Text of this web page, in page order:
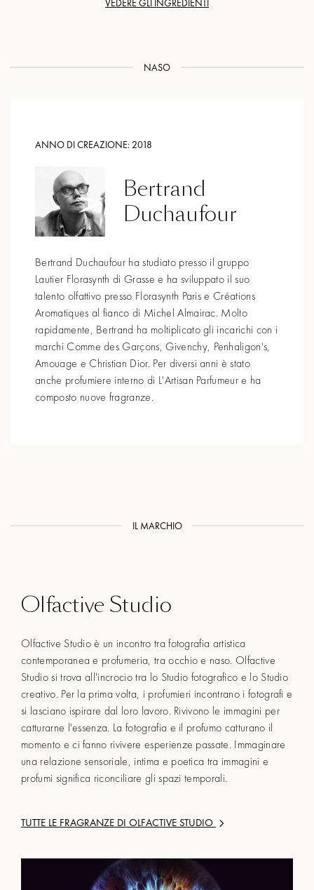
VEDERE GLI INGREDIENTI
NASO
ANNO DI CREAZIONE: 2018
Bertrand
Duchaufour
Bertrand Duchaufour ha studiato presso il gruppo
Lautier Florasynth di Grasse e ha sviluppato il suo
talento olfattivo presso Florasynth Paris e Créations
Aromatiques al fianco di Michel Almairac. Molto
rapidamente, Bertrand ha moltiplicato gli incarichi con i
marchi Comme des Garçons, Givenchy, Penhaligon's,
Amouage e Christian Dior. Per diversi anni è stato
anche profumiere interno di L'Artisan Parfumeur e ha
composto nuove fragranze.
IL MARCHIO
Olfactive Studio
Olfactive Studio è un incontro tra fotografia artistica
contemporanea e profumeria, tra occhio e naso. Olfactive
Studio si trova all'incrocio tra lo Studio fotografico e lo Studio
creativo. Per la prima volta, i profumieri incontrano i fotografi e
si lasciano ispirare dal loro lavoro. Rivivono le immagini per
catturarne l'essenza. La fotografia e il profumo catturano il
momento e ci fanno rivivere esperienze passate. Immaginare
una relazione sensoriale, intima e poetica tra immagini e
profumi significa riconciliare gli spazi temporali.
TUTTE LE FRAGRANZE DI OLFACTIVE STUDIO